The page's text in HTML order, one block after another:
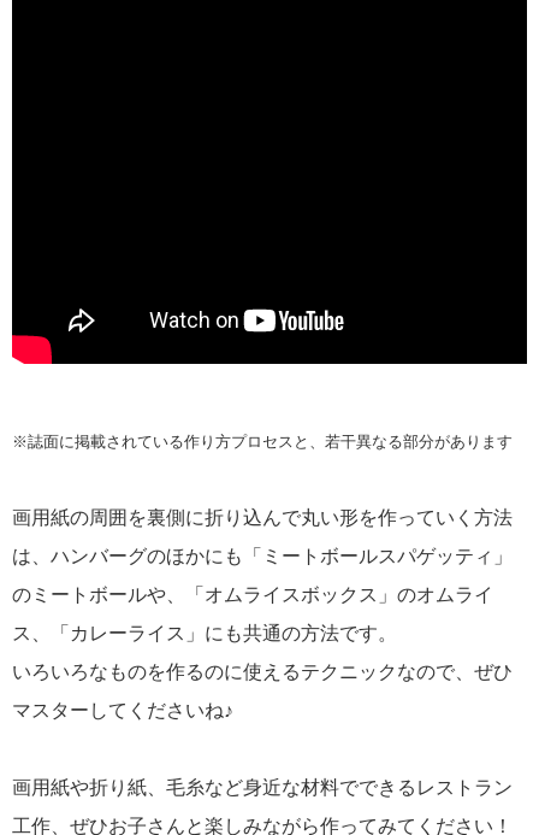
※誌面に掲載されている作り方プロセスと、若干異なる部分があります
画用紙の周囲を裏側に折り込んで丸い形を作っていく方法
は、ハンバーグのほかにも「ミートボールスパゲッティ」
のミートボールや、「オムライスボックス」のオムライ
ス、「カレーライス」にも共通の方法です。
いろいろなものを作るのに使えるテクニックなので、ぜひ
マスターしてくださいね♪
画用紙や折り紙、毛糸など身近な材料でできるレストラン
工作、ぜひお子さんと楽しみながら作ってみてください！